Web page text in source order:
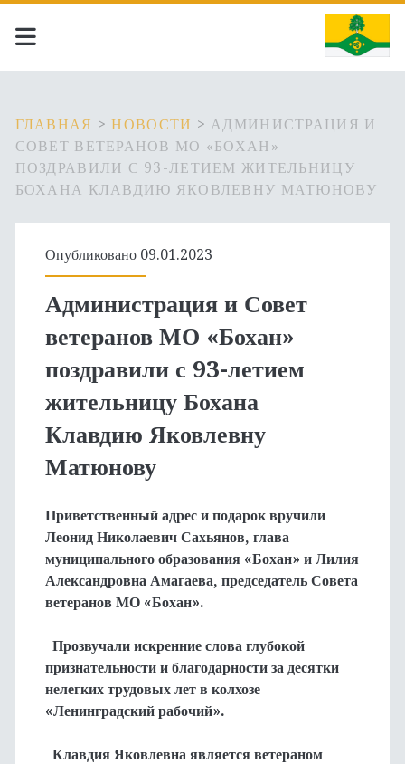
ГЛАВНАЯ >НОВОСТИ > АДМИНИСТРАЦИЯ И
СОВЕТ ВЕТЕРАНОВ МО «БОХАН»
ПОЗДРАВИЛИ С 93-ЛЕТИЕМ ЖИТЕЛЬНИЦУ
БОХАНА КЛАВДИЮ ЯКОВЛЕВНУ МАТЮНОВУ
Опубликовано 09.01.2023
Администрация и Совет
ветеранов МО «Бохан»
поздравили с 93-летием
жительницу Бохана
Клавдию Яковлевну
Матюнову
Приветственный адрес и подарок вручили
Леонид Николаевич Сахьянов, глава
муниципального образования «Бохан» и Лилия
Александровна Амагаева, председатель Совета
ветеранов МО «Бохан».
Прозвучали искренние слова глубокой
признательности и благодарности за десятки
нелегких трудовых лет в колхозе
«Ленинградский рабочий».
Клавдия Яковлевна является ветераном